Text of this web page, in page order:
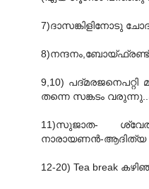
7)ദാസങ്കിളിനോടു
9,10)
തന്നെ സങ്കടം
11)സുജാത- ശ്വേത/
നാരായണൻ-ആദിത്യ
12-20) Tea break